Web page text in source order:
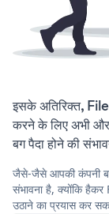
इसके अतिरिक्त,
करने के लिए अभी
बग पैदा होने की
जैसे-जैसे आपकी कंपनी
संभावना है, क्योंकि
उठाने का प्रयास कर